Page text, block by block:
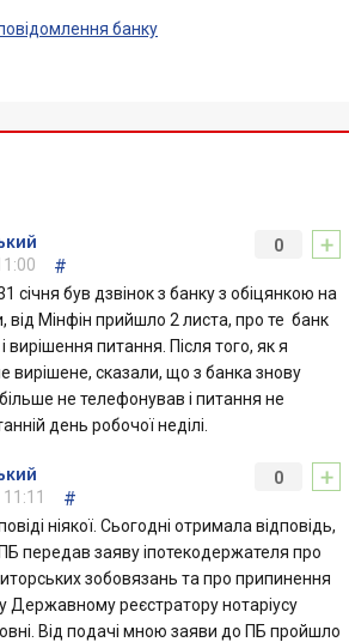
банку
+
0
#
січня був дзвінок з банку з обіцянкою на
від Мінфін прийшло 2 листа, про те банк
вирішення питання. Після того, як я
вирішене, сказали, що з банка знову
не телефонував і питання не
день робочої неділі.
+
0
#
ніякої. Сьогодні отримала відповідь,
передав заяву іпотекодержателя про
зобовязань та про припинення
Державному реєстратору нотаріусу
Від подачі мною заяви до ПБ пройшло